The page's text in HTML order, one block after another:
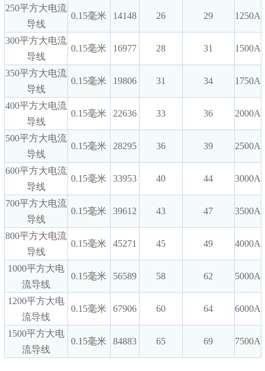
250平方大电流
导线
0.15毫米 14148 26 29 1250A
300平方大电流
导线
0.15毫米 16977 28 31 1500A
350平方大电流
导线
0.15毫米 19806 31 34 1750A
400平方大电流
导线
0.15毫米 22636 33 36 2000A
500平方大电流
导线
0.15毫米 28295 36 39 2500A
600平方大电流
导线
0.15毫米 33953 40 44 3000A
700平方大电流
导线
0.15毫米 39612 43 47 3500A
800平方大电流
导线
0.15毫米 45271 45 49 4000A
1000平方大电
流导线
0.15毫米 56589 58 62 5000A
1200平方大电
流导线
0.15毫米 67906 60 64 6000A
1500平方大电
流导线
0.15毫米 84883 65 69 7500A